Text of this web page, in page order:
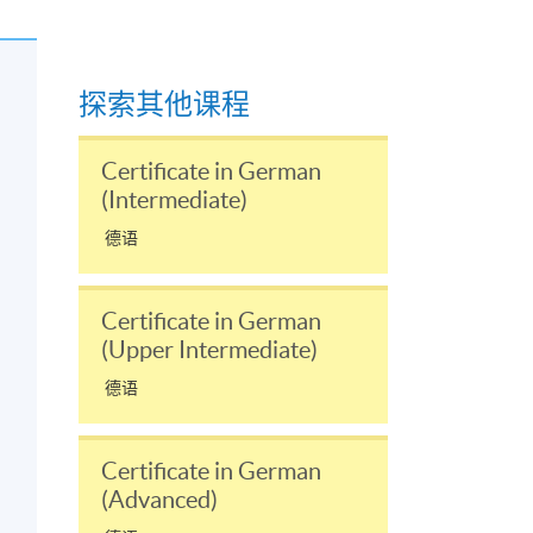
探索其他课程
Certificate in German
(Intermediate)
德语
Certificate in German
(Upper Intermediate)
德语
Certificate in German
(Advanced)